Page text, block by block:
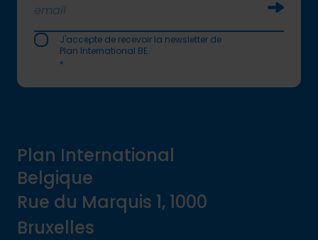
J'accepte de recevoir la newsletter de
Plan International BE.
*
Plan International
Belgique
Rue du Marquis 1, 1000
Bruxelles